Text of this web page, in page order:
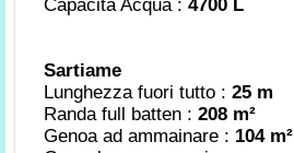
Capacità Acqua : 4700 L
Sartiame
Lunghezza fuori tutto : 25 m
Randa full batten : 208 m²
Genoa ad ammainare : 104 m²